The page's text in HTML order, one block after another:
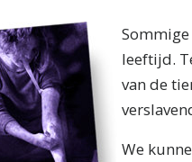
Sommige
leeftijd.
van de
We